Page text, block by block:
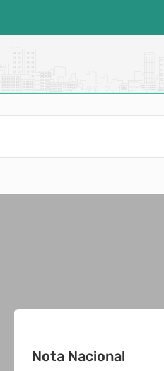
Nota Nacional